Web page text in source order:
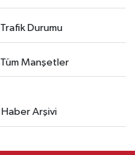
Trafik Durumu
Tüm Manşetler
Haber Arşivi